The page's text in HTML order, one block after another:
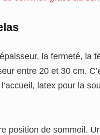
la fermeté, la
entre 20 et 30 cm.
latex pour la
position de sommeil.